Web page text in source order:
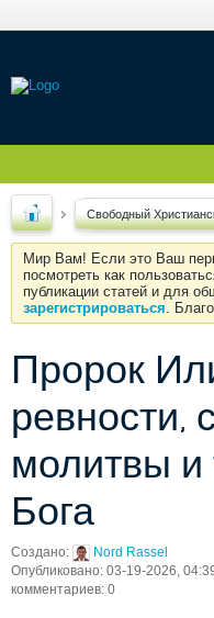
Свободный
Мир Вам! Если это Ваш
посмотреть как
публикации статей и для
зарегистрироваться.
Пророк
ревности,
молитвы и
Бога
Создано:
Nord Rassel
Опубликовано: 03-19-2026,
комментариев: 0